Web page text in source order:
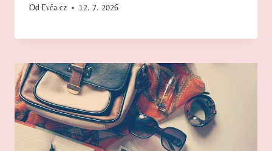
Od Evča.cz 12. 7. 2026